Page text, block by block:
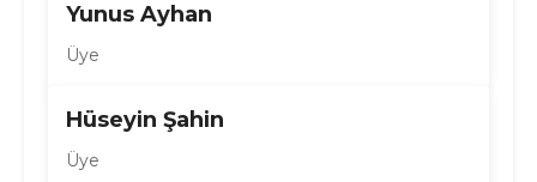
Yunus Ayhan
Üye
Hüseyin Şahin
Üye